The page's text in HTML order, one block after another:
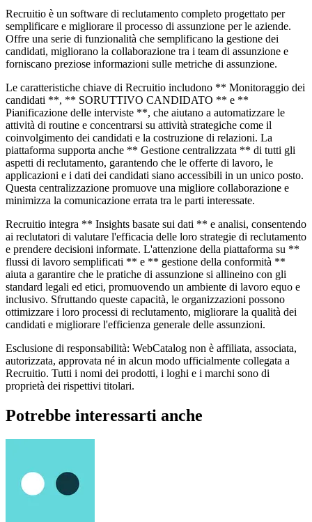
Recruitio è un software di reclutamento completo progettato per
semplificare e migliorare il processo di assunzione per le aziende.
Offre una serie di funzionalità che semplificano la gestione dei
candidati, migliorano la collaborazione tra i team di assunzione e
forniscano preziose informazioni sulle metriche di assunzione.
Le caratteristiche chiave di Recruitio includono ** Monitoraggio dei
candidati **, ** SORUTTIVO CANDIDATO ** e **
Pianificazione delle interviste **, che aiutano a automatizzare le
attività di routine e concentrarsi su attività strategiche come il
coinvolgimento dei candidati e la costruzione di relazioni. La
piattaforma supporta anche ** Gestione centralizzata ** di tutti gli
aspetti di reclutamento, garantendo che le offerte di lavoro, le
applicazioni e i dati dei candidati siano accessibili in un unico posto.
Questa centralizzazione promuove una migliore collaborazione e
minimizza la comunicazione errata tra le parti interessate.
Recruitio integra ** Insights basate sui dati ** e analisi, consentendo
ai reclutatori di valutare l'efficacia delle loro strategie di reclutamento
e prendere decisioni informate. L'attenzione della piattaforma su **
flussi di lavoro semplificati ** e ** gestione della conformità **
aiuta a garantire che le pratiche di assunzione si allineino con gli
standard legali ed etici, promuovendo un ambiente di lavoro equo e
inclusivo. Sfruttando queste capacità, le organizzazioni possono
ottimizzare i loro processi di reclutamento, migliorare la qualità dei
candidati e migliorare l'efficienza generale delle assunzioni.
Esclusione di responsabilità: WebCatalog non è affiliata, associata,
autorizzata, approvata né in alcun modo ufficialmente collegata a
Recruitio. Tutti i nomi dei prodotti, i loghi e i marchi sono di
proprietà dei rispettivi titolari.
Potrebbe interessarti anche